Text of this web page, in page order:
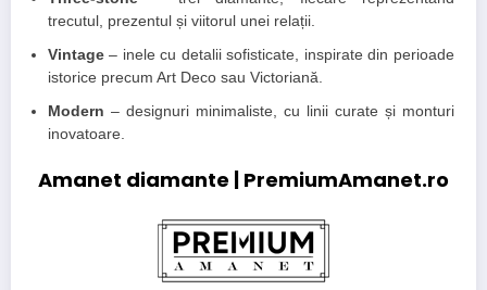
trecutul, prezentul și viitorul unei relații.
Vintage– inele cu detalii sofisticate, inspirate din perioade
istorice precum Art Deco sau Victoriană.
Modern – designuri minimaliste, cu linii curate și monturi
inovatoare.
Amanet diamante | PremiumAmanet.ro